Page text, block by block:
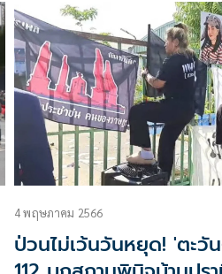
4 พฤษภาคม 2566
ป่วนไม่เว้นวันหยุด! 'ตะวั